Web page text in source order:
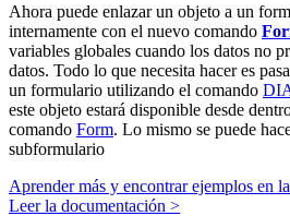
Ahora puede enlazar un objeto a un
internamente con el nuevo comando
variables globales cuando los datos no
datos. Todo lo que necesita hacer es
un formulario utilizando el comando
este objeto estará disponible desde
comando Form. Lo mismo se puede
subformulario
Aprender más y encontrar ejemplos en
Leer la documentación >